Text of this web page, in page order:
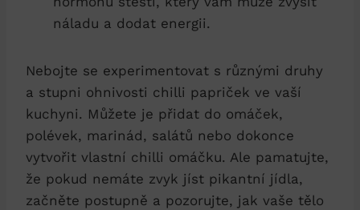
náladu a dodat energii.
Nebojte se experimentovat s různými druhy
a stupni ohnivosti chilli papriček ve vaší
kuchyni. Můžete je přidat do omáček,
polévek, marinád, salátů nebo dokonce
vytvořit vlastní chilli omáčku. Ale pamatujte,
že pokud nemáte zvyk jíst pikantní jídla,
začněte postupně a pozorujte, jak vaše tělo